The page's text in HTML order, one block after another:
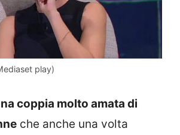
play)
coppia molto amata di
che anche una volta